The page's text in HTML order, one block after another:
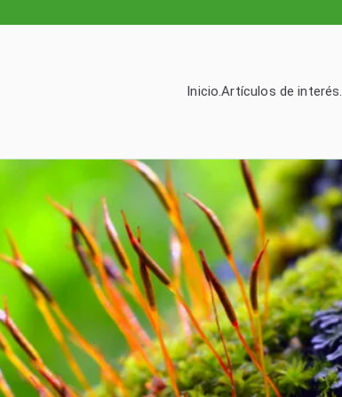
Inicio.Artículos de interés.